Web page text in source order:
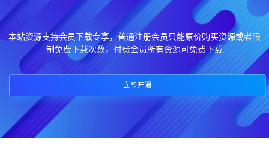
本站资源支持会员下载专享，普通注册会员只能原价购买资源或者限
制免费下载次数，付费会员所有资源可免费下载
立即开通